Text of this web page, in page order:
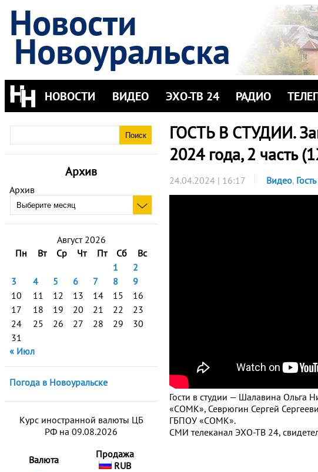
Новости
Новоуральска
НОВОСТИ ВИДЕО ЭХО-ТВ 24 РАДИО
Архив
Архив
Август 2026
Пн
Вт Ср Чт Пт Сб
Вс
1
2
3
4 5 6 7 8
9
10
11 12 13 14 15
16
17
18 19 20 21 22
23
24
25 26 27 28 29
30
31
« Июл
Погода в Новоуральске
Курс иностранной валюты ЦБ
РФ на 09.08.2026
Валюта
Продажа
RUB
ГОСТЬ В СТУДИИ.
2024 года, 2 часть
24.04.2024 | 16:17 Видео,
Гости в студии — Шалавина Ольга
«СОМК», Севрюгин Сергей
ГБПОУ «СОМК».
СМИ телеканал ЭХО-ТВ 24,